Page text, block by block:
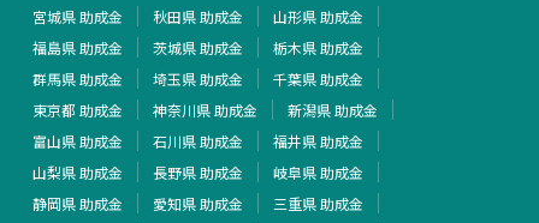
宮城県 助成金
秋田県 助成金
山形県 助成金
福島県 助成金
茨城県 助成金
栃木県 助成金
群馬県 助成金
埼玉県 助成金
千葉県 助成金
東京都 助成金
神奈川県 助成金
新潟県 助成金
富山県 助成金
石川県 助成金
福井県 助成金
山梨県 助成金
長野県 助成金
岐阜県 助成金
静岡県 助成金
愛知県 助成金
三重県 助成金